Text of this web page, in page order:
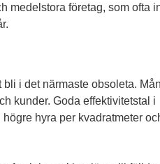
medelstora företag, som ofta
i det närmaste obsoleta.
kunder. Goda effektivitetstal i
hyra per kvadratmeter